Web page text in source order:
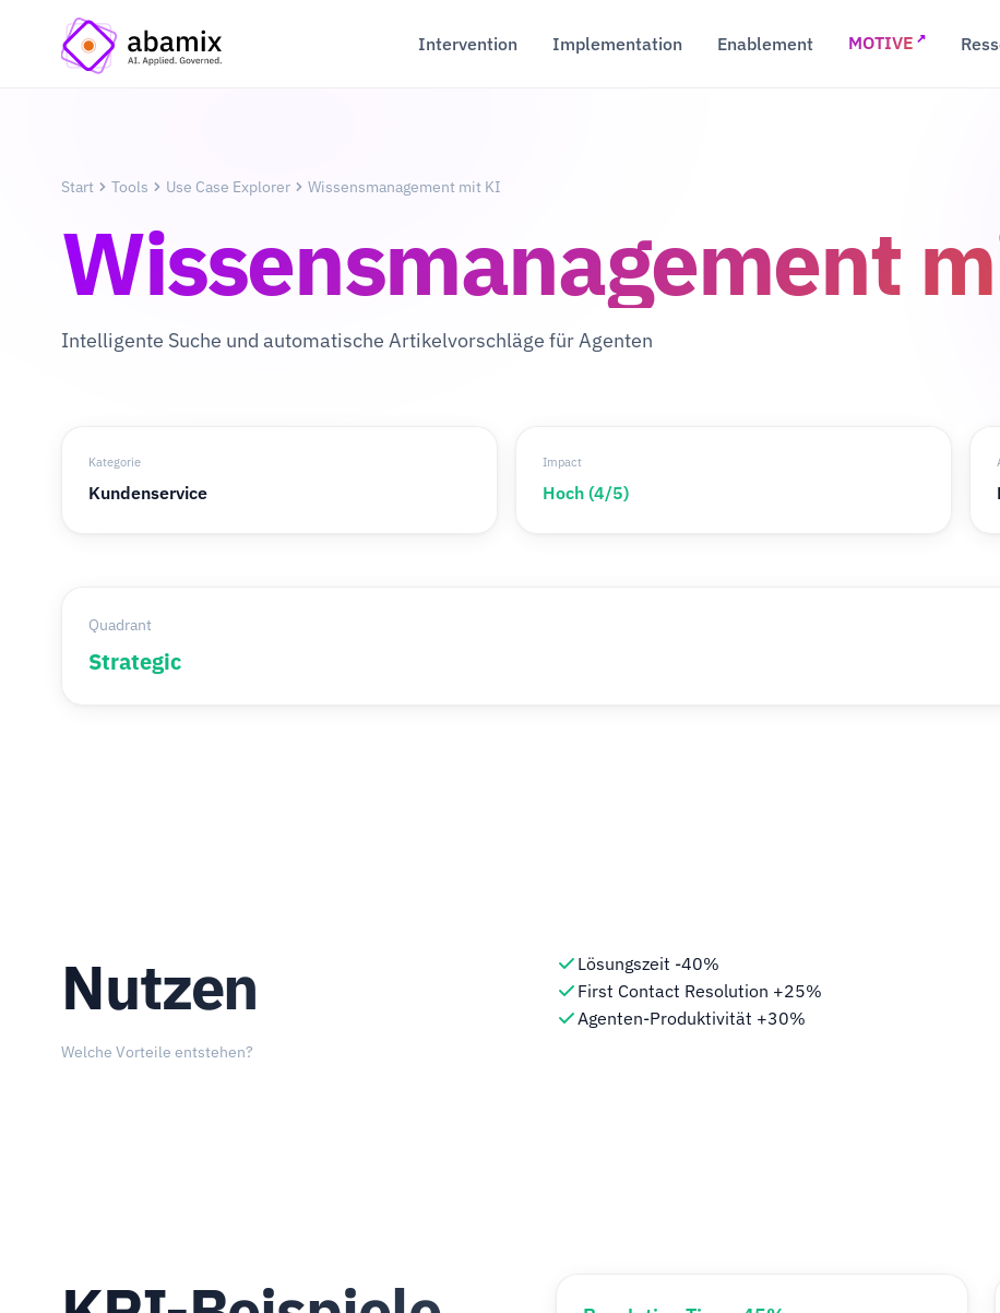
Intervention Implementation Enablement MOTIVE ↗
Start Tools Use Case Explorer Wissensmanagement mit KI
Wissensmanagement
Intelligente Suche und automatische Artikelvorschläge für Agenten
Kategorie
Kundenservice
Impact
Hoch (4/5)
Quadrant
Strategic
Nutzen
Welche Vorteile entstehen?
Lösungszeit -40%
First Contact Resolution +25%
Agenten-Produktivität +30%